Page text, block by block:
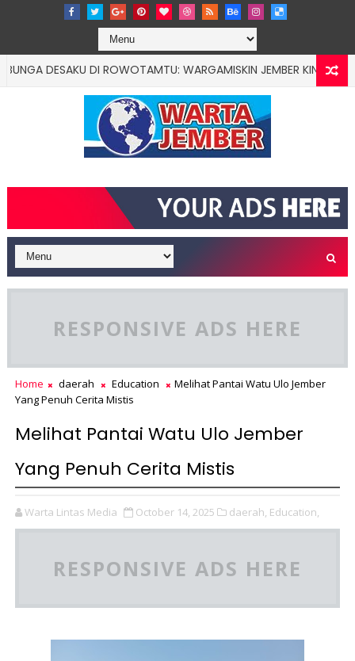
DESAKU DI ROWOTAMTU: WARGAMISKIN JEMBER KINI PUNYA
RESPONSIVE ADS HERE
Home daerah Education
Melihat Pantai Watu Ulo Jember
Yang Penuh Cerita Mistis
Melihat Pantai Watu Ulo Jember
Yang Penuh Cerita Mistis
Warta Lintas Media October 14, 2025 daerah, Education,
RESPONSIVE ADS HERE